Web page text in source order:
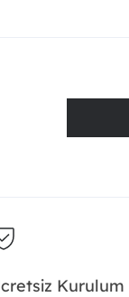
Kurulum